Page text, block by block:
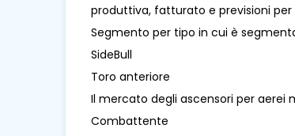
produttiva, fatturato e previsioni per
Segmento per tipo in cui è
SideBull
Toro anteriore
Il mercato degli ascensori per aerei
Combattente